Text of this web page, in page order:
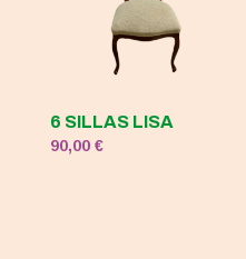
6 SILLAS LISA
90,00 €